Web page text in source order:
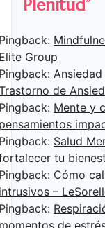
Plenitud”
Group
de
Mente y
Salud
tu
Cómo
–